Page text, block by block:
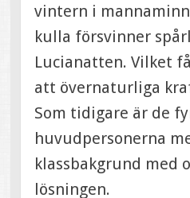
vintern i
kulla försvinner
Lucianatten. Vilket
att övernaturliga
Som tidigare är de
huvudpersonerna
klassbakgrund med
lösningen.